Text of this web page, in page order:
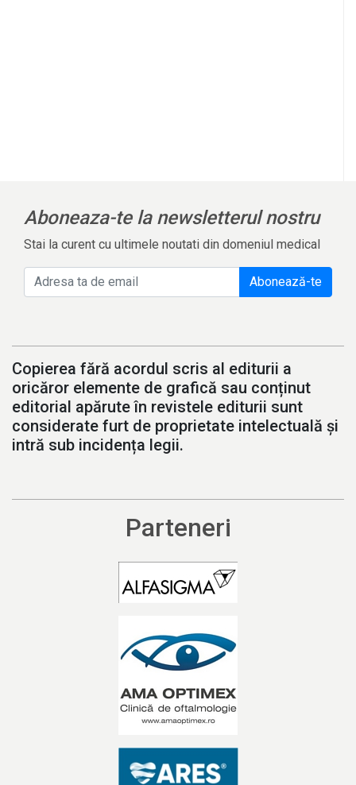
Aboneaza-te la newsletterul nostru
Stai la curent cu ultimele noutati din domeniul medical
Abonează-te
Copierea fără acordul scris al editurii a
oricăror elemente de grafică sau conținut
editorial apărute în revistele editurii sunt
considerate furt de proprietate intelectuală și
intră sub incidența legii.
Parteneri